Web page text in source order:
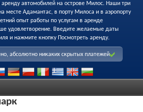
аренду автомобилей на острове Милос. Наши три
месте Адамантас, в порту Милоса и в аэропорту
опыт работы по услугам в аренде
удовлетворение. Введите желаемые даты
и нажмите кнопку Посмотреть аренду.
абсолютно никаких скрытых платежей